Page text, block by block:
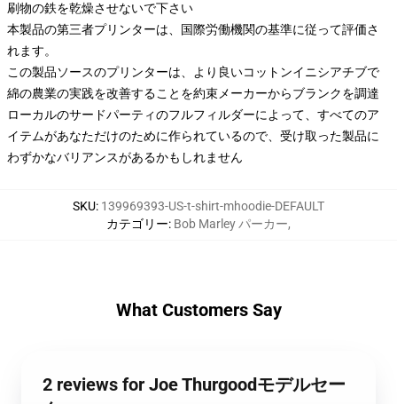
刷物の鉄を乾燥させないで下さい
本製品の第三者プリンターは、国際労働機関の基準に従って評価さ
れます。
この製品ソースのプリンターは、より良いコットンイニシアチブで
綿の農業の実践を改善することを約束メーカーからブランクを調達
ローカルのサードパーティのフルフィルダーによって、すべてのア
イテムがあなただけのために作られているので、受け取った製品に
わずかなバリアンスがあるかもしれません
SKU: 139969393-US-t-shirt-mhoodie-DEFAULT
カテゴリー: Bob Marley パーカー,
What Customers Say
2 reviews for Joe Thurgoodモデルセー